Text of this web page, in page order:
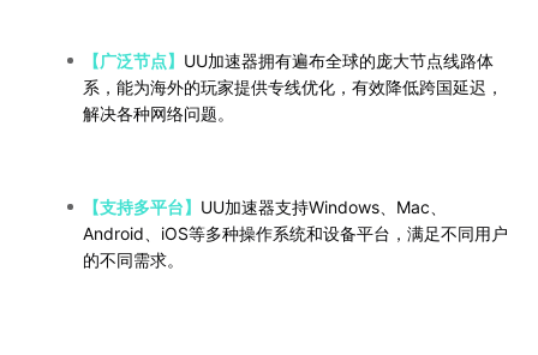
【广泛节点】 UU加速器拥有遍布全球的庞大节点线路体
系，能为海外的玩家提供专线优化，有效降低跨国延迟，
解决各种网络问题。
【支持多平台】 UU加速器支持Windows、Mac、
Android、iOS等多种操作系统和设备平台，满足不同用户
的不同需求。